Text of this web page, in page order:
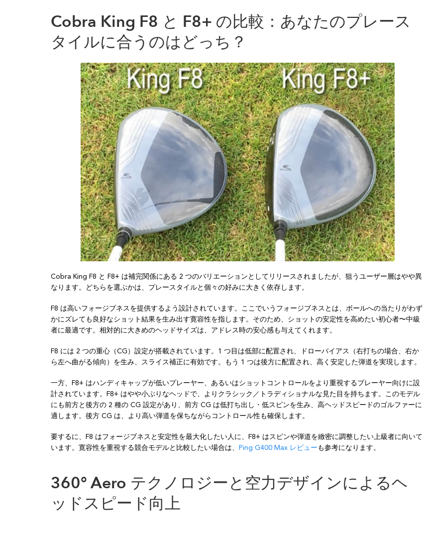
Cobra King F8 と F8+ の比較：あなたのプレース
タイルに合うのはどっち？
Cobra King F8 と F8+ は補完関係にある 2 つのバリエーションとしてリリースされましたが、狙うユーザー層はやや異
なります。どちらを選ぶかは、プレースタイルと個々の好みに大きく依存します。
F8 は高いフォージブネスを提供するよう設計されています。ここでいうフォージブネスとは、ボールへの当たりがわず
かにズレても良好なショット結果を生み出す寛容性を指します。そのため、ショットの安定性を高めたい初心者〜中級
者に最適です。相対的に大きめのヘッドサイズは、アドレス時の安心感も与えてくれます。
F8 には 2 つの重心（CG）設定が搭載されています。1 つ目は低部に配置され、ドローバイアス（右打ちの場合、右か
ら左へ曲がる傾向）を生み、スライス補正に有効です。もう 1 つは後方に配置され、高く安定した弾道を実現します。
一方、F8+ はハンディキャップが低いプレーヤー、あるいはショットコントロールをより重視するプレーヤー向けに設
計されています。F8+ はやや小ぶりなヘッドで、よりクラシック／トラディショナルな見た目を持ちます。このモデル
にも前方と後方の 2 種の CG 設定があり、前方 CG は低打ち出し・低スピンを生み、高ヘッドスピードのゴルファーに
適します。後方 CG は、より高い弾道を保ちながらコントロール性も確保します。
要するに、F8 はフォージブネスと安定性を最大化したい人に、F8+ はスピンや弾道を緻密に調整したい上級者に向いて
います。寛容性を重視する競合モデルと比較したい場合は、
Ping G400 Max レビュー も参考になります。
360° Aero テクノロジーと空力デザインによるヘ
ッドスピード向上